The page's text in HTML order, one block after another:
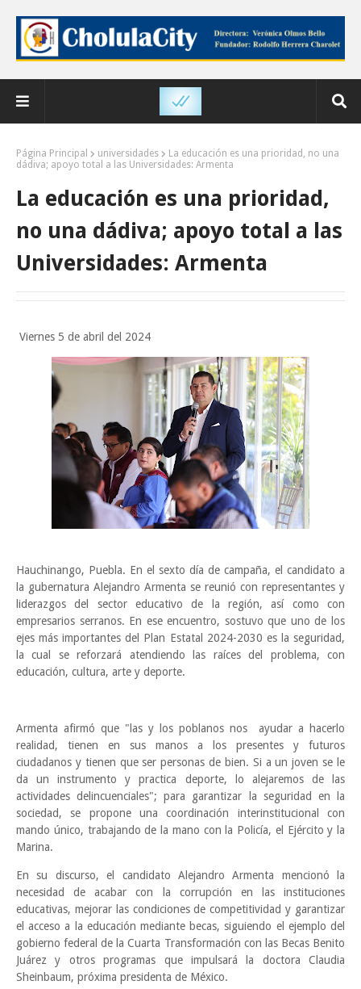
Página Principal universidades
La educación es una prioridad, no una
dádiva; apoyo total a las Universidades: Armenta
La educación es una prioridad,
no una dádiva; apoyo total a las
Universidades: Armenta
Viernes 5 de abril del 2024
Hauchinango, Puebla. En el sexto día de campaña, el candidato a
la gubernatura Alejandro Armenta se reunió con representantes y
liderazgos del sector educativo de la región, así como con
empresarios serranos. En ese encuentro, sostuvo que uno de los
ejes más importantes del Plan Estatal 2024-2030 es la seguridad,
la cual se reforzará atendiendo las raíces del problema, con
educación, cultura, arte y deporte.
Armenta afirmó que "las y los poblanos nos ayudar a hacerlo
realidad, tienen en sus manos a los presentes y futuros
ciudadanos y tienen que ser personas de bien. Si a un joven se le
da un instrumento y practica deporte, lo alejaremos de las
actividades delincuenciales"; para garantizar la seguridad en la
sociedad, se propone una coordinación interinstitucional con
mando único, trabajando de la mano con la Policía, el Ejército y la
Marina.
En su discurso, el candidato Alejandro Armenta mencionó la
necesidad de acabar con la corrupción en las instituciones
educativas, mejorar las condiciones de competitividad y garantizar
el acceso a la educación mediante becas, siguiendo el ejemplo del
gobierno federal de la Cuarta Transformación con las Becas Benito
Juárez y otros programas que impulsará la doctora Claudia
Sheinbaum, próxima presidenta de México.